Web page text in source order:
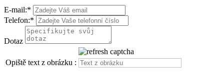
E-mail:*
Telefon:*
Dotaz
Opiště text z obrázku :